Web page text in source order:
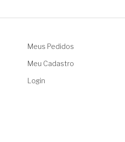
Meus Pedidos
Meu Cadastro
Login